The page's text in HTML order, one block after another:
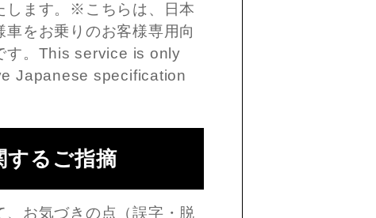
します。※こちらは、日本
車をお乗りのお客様専用向
す。This service is only
Japanese specification
するご指摘
、お気づきの点（誤字・脱